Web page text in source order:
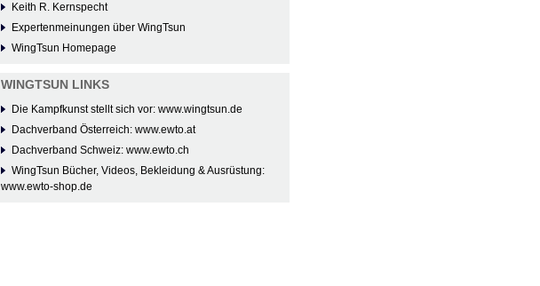
Keith R. Kernspecht
Expertenmeinungen über WingTsun
WingTsun Homepage
WINGTSUN LINKS
Die Kampfkunst stellt sich vor: www.wingtsun.de
Dachverband Österreich: www.ewto.at
Dachverband Schweiz: www.ewto.ch
WingTsun Bücher, Videos, Bekleidung & Ausrüstung:
www.ewto-shop.de